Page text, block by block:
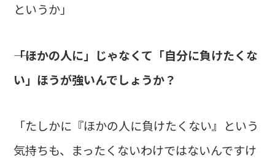
というか」
――「ほかの人に」じゃなくて「自分に負けたくな
い」ほうが強いんでしょうか？
「たしかに『ほかの人に負けたくない』という
気持ちも、まったくないわけではないんですけ